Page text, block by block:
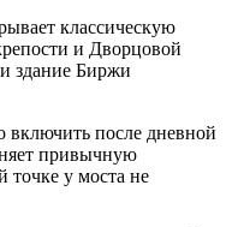
классическую
и Дворцовой
здание Биржи
включить после дневной
привычную
точке у моста не